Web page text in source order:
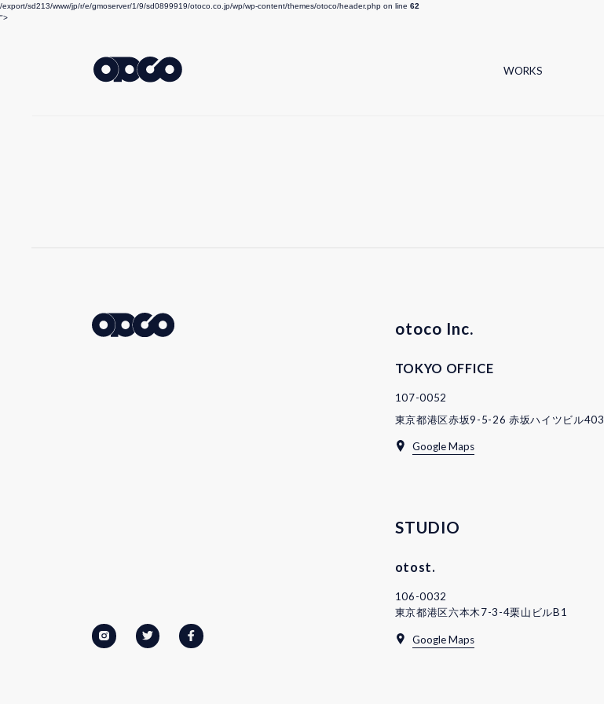
/export/sd213/www/jp/r/e/gmoserver/1/9/sd0899919/otoco.co.jp/wp/wp-content/themes/otoco/header.php on line 62
">
WORKS
otoco Inc.
TOKYO OFFICE
107-0052
東京都港区赤坂9-5-26 赤坂ハイツビル403
Google Maps
STUDIO
otost.
106-0032
東京都港区六本木7-3-4栗山ビルB1
Google Maps